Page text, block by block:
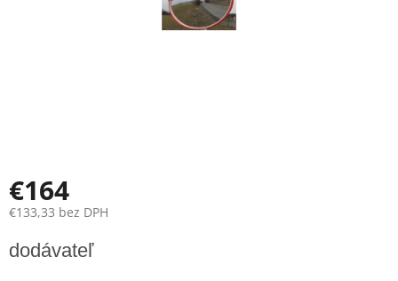
€164
€133,33 bez DPH
cena:
dodávateľ